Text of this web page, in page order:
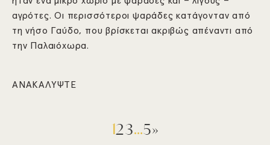
αγρότες. Οι περισσότεροι ψαράδες κατάγονταν από
τη νήσο Γαύδο, που βρίσκεται ακριβώς απέναντι από
την Παλαιόχωρα.
ΑΝΑΚΑΛΥΨΤΕ
123…5»